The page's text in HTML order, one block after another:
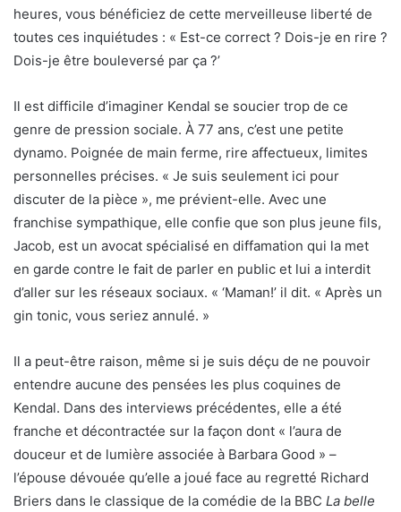
heures, vous bénéficiez de cette merveilleuse liberté de
toutes ces inquiétudes : « Est-ce correct ? Dois-je en rire ?
Dois-je être bouleversé par ça ?’
Il est difficile d’imaginer Kendal se soucier trop de ce
genre de pression sociale. À 77 ans, c’est une petite
dynamo. Poignée de main ferme, rire affectueux, limites
personnelles précises. « Je suis seulement ici pour
discuter de la pièce », me prévient-elle. Avec une
franchise sympathique, elle confie que son plus jeune fils,
Jacob, est un avocat spécialisé en diffamation qui la met
en garde contre le fait de parler en public et lui a interdit
d’aller sur les réseaux sociaux. « ‘Maman!’ il dit. « Après un
gin tonic, vous seriez annulé. »
Il a peut-être raison, même si je suis déçu de ne pouvoir
entendre aucune des pensées les plus coquines de
Kendal. Dans des interviews précédentes, elle a été
franche et décontractée sur la façon dont « l’aura de
douceur et de lumière associée à Barbara Good » –
l’épouse dévouée qu’elle a joué face au regretté Richard
Briers dans le classique de la comédie de la BBC La belle